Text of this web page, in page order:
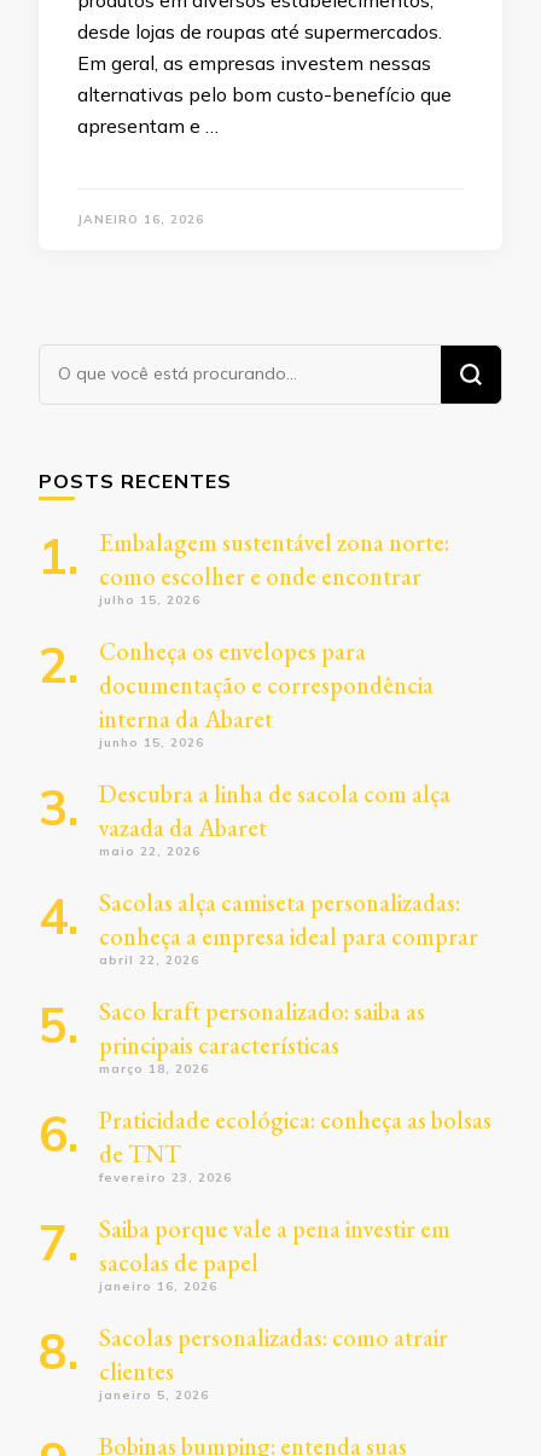
desde lojas de roupas até supermercados.
Em geral, as empresas investem nessas
alternativas pelo bom custo-benefício que
apresentam e …
JANEIRO 16, 2026
Procurando
algo?
POSTS RECENTES
Embalagem sustentável zona norte:
como escolher e onde encontrar
julho 15, 2026
Conheça os envelopes para
documentação e correspondência
interna da Abaret
junho 15, 2026
Descubra a linha de sacola com alça
vazada da Abaret
maio 22, 2026
Sacolas alça camiseta personalizadas:
conheça a empresa ideal para comprar
abril 22, 2026
Saco kraft personalizado: saiba as
principais características
março 18, 2026
Praticidade ecológica: conheça as bolsas
de TNT
fevereiro 23, 2026
Saiba porque vale a pena investir em
sacolas de papel
janeiro 16, 2026
Sacolas personalizadas: como atrair
clientes
janeiro 5, 2026
Bobinas bumping: entenda suas